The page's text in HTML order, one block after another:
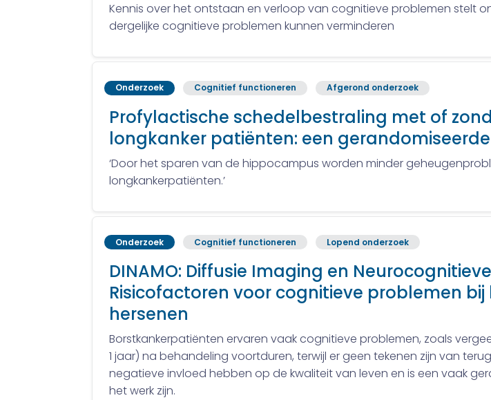
Kennis over het ontstaan en verloop van cognitieve problemen stelt
dergelijke cognitieve problemen kunnen verminderen
Onderzoek Cognitief functioneren Afgerond onderzoek
Profylactische schedelbestraling met of
longkanker patiënten: een
‘Door het sparen van de hippocampus worden minder
longkankerpatiënten.’
Onderzoek Cognitief functioneren Lopend onderzoek
DINAMO: Diffusie Imaging en
Risicofactoren voor cognitieve problemen
hersenen
Borstkankerpatiënten ervaren vaak cognitieve problemen, zoals
1 jaar) na behandeling voortduren, terwijl er geen tekenen zijn van
negatieve invloed hebben op de kwaliteit van leven en is een vaak
het werk zijn.